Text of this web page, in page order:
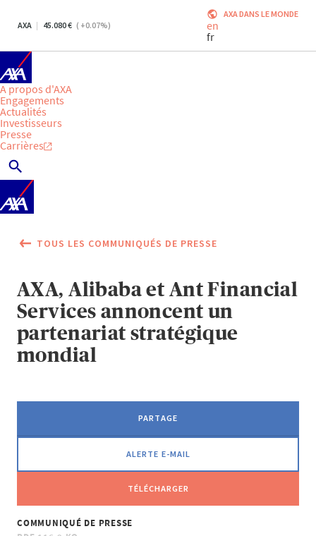
AXA 45.080 ( +0.07%)
AXA DANS LE MONDE
en
fr
A propos d'AXA
Engagements
Actualités
Investisseurs
Presse
Carrières
TOUS LES COMMUNIQUÉS DE PRESSE
AXA, Alibaba et Ant Financial
Services annoncent un
partenariat stratégique
mondial
PARTAGE
ALERTE E-MAIL
TÉLÉCHARGER
COMMUNIQUÉ DE PRESSE